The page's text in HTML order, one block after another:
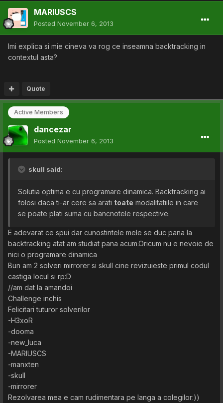
MARIUSCS
Posted November 6, 2013
Imi explica si mie cineva va rog ce inseamna backtracking in
contextul asta?
Quote
Active Members
dancezar
Posted November 6, 2013
skull said:
Solutia optima e cu programare dinamica. Backtracking ai
folosi daca ti-ar cere sa arati toate modalitatiile in care
se poate plati suma cu bancnotele respective.
E adevarat ce spui dar cunostintele mele se duc pana la
backtracking atat am studiat pana acum.Oricum nu e nevoie de
nici o programare dinamica
Bun am 2 solveri mirrorer si skull cine revizuieste primul codul
castiga locul si rp:D
//am dat la amandoi
Challenge inchis
Felicitari tuturor solverilor
-H3xoR
-dooma
-new_luca
-MARIUSCS
-manxten
-skull
-mirrorer
Rezolvarea mea e cam rudimentara pe langa a colegilor:))